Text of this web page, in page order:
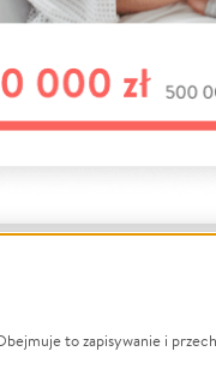
Zbieraj na
to zapisywanie i